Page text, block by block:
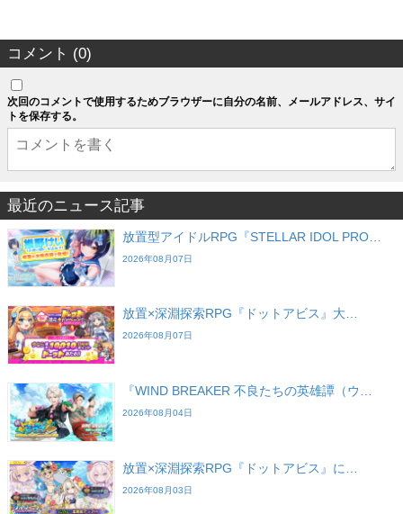
コメント (0)
次回のコメントで使用するためブラウザーに自分の名前、メールアドレス、サイ
トを保存する。
最近のニュース記事
放置型アイドルRPG『STELLAR IDOL PRO…
2026年08月07日
放置×深淵探索RPG『ドットアビス』大…
2026年08月07日
『WIND BREAKER 不良たちの英雄譚（ウ…
2026年08月04日
放置×深淵探索RPG『ドットアビス』に…
2026年08月03日